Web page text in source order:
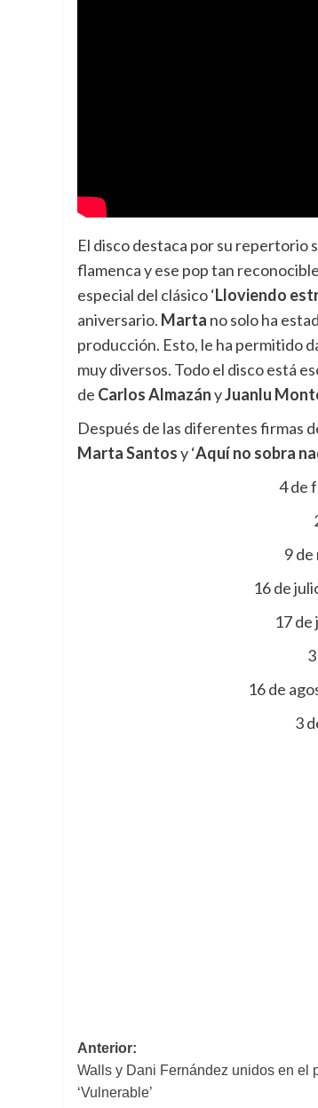
El disco destaca por su repertorio
flamenca y ese pop tan
especial del clásico ‘Lloviendo
aniversario. Marta no solo ha
producción. Esto, le ha permitido
muy diversos. Todo el disco está
de Carlos AlmazányJuanlu
Después de las diferentes firmas
Marta Santosy ‘Aquí no sobra
4 de
9 de
16 de
17 de
16 de
3
Navegación
de
Anterior:
Walls y Dani Fernández unidos en el
‘Vulnerable’